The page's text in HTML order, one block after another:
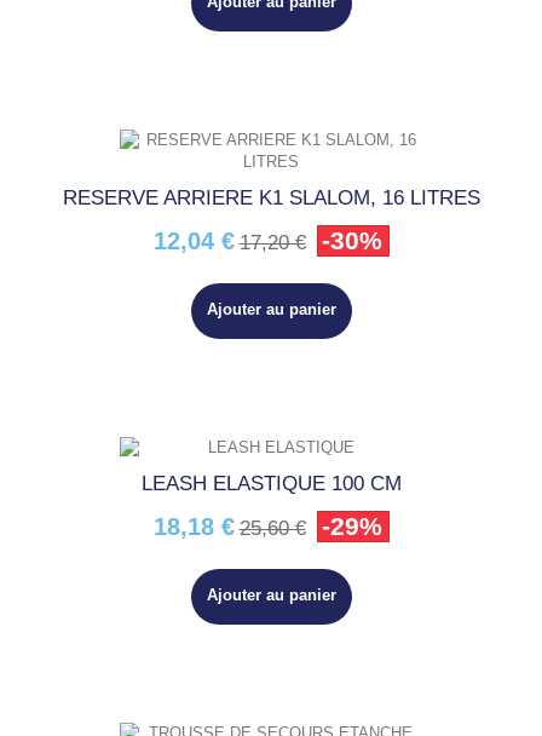
RESERVE ARRIERE K1 SLALOM, 16 LITRES
12,04 € 17,20 € -30%
Ajouter au panier
LEASH ELASTIQUE 100 CM
18,18 € 25,60 € -29%
Ajouter au panier